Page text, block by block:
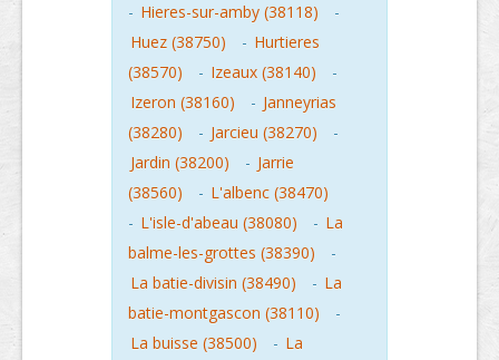
- Hieres-sur-amby (38118)
-
Huez (38750)
- Hurtieres
(38570)
- Izeaux (38140)
-
Izeron (38160)
- Janneyrias
(38280)
- Jarcieu (38270)
-
Jardin (38200)
- Jarrie
(38560)
- L'albenc (38470)
- L'isle-d'abeau (38080) - La
balme-les-grottes (38390)
-
La batie-divisin (38490)
- La
batie-montgascon (38110)
-
La buisse (38500)
- La